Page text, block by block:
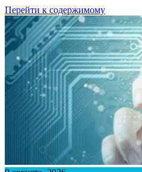
Перейти к содержимому